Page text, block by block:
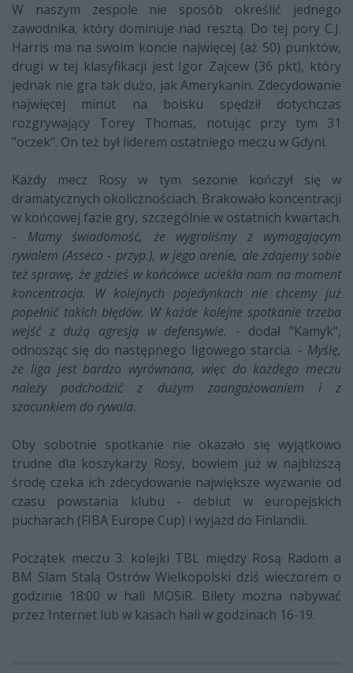
W naszym zespole nie sposób określić jednego
zawodnika, który dominuje nad resztą. Do tej pory C.J.
Harris ma na swoim koncie najwięcej (aż 50) punktów,
drugi w tej klasyfikacji jest Igor Zajcew (36 pkt), który
jednak nie gra tak dużo, jak Amerykanin. Zdecydowanie
najwięcej minut na boisku spędził dotychczas
rozgrywający Torey Thomas, notując przy tym 31
"oczek". On też był liderem ostatniego meczu w Gdyni.
Każdy mecz Rosy w tym sezonie kończył się w
dramatycznych okolicznościach. Brakowało koncentracji
w końcowej fazie gry, szczególnie w ostatnich kwartach.
- Mamy świadomość, że wygraliśmy z wymagającym
rywalem (Asseco - przyp.), w jego arenie, ale zdajemy sobie
też sprawę, że gdzieś w końcówce uciekła nam na moment
koncentracja. W kolejnych pojedynkach nie chcemy już
popełnić takich błędów. W każde kolejne spotkanie trzeba
wejść z dużą agresją w defensywie. - dodał "Kamyk",
odnosząc się do następnego ligowego starcia. - Myślę,
że liga jest bardzo wyrównana, więc do każdego meczu
należy podchodzić z dużym zaangażowaniem i z
szacunkiem do rywala.
Oby sobotnie spotkanie nie okazało się wyjątkowo
trudne dla koszykarzy Rosy, bowiem już w najbliższą
środę czeka ich zdecydowanie największe wyzwanie od
czasu powstania klubu - debiut w europejskich
pucharach (FIBA Europe Cup) i wyjazd do Finlandii.
Początek meczu 3. kolejki TBL między Rosą Radom a
BM Slam Stalą Ostrów Wielkopolski dziś wieczorem o
godzinie 18:00 w hali MOSiR. Bilety można nabywać
przez Internet lub w kasach hali w godzinach 16-19.